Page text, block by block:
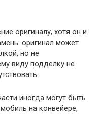
оригиналу, хотя он и
оригинал может
но не
виду подделку не
иногда могут быть
на конвейере,